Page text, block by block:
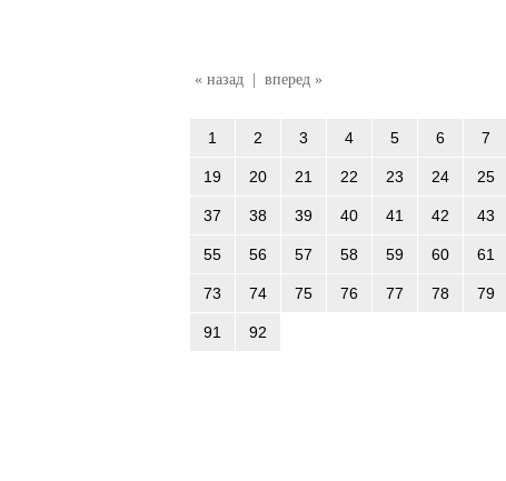
« назад | вперед »
1 2 3 4 5 6 7
19 20 21 22 23 24 25
37 38 39 40 41 42 43
55 56 57 58 59 60 61
73 74 75 76 77 78 79
91 92